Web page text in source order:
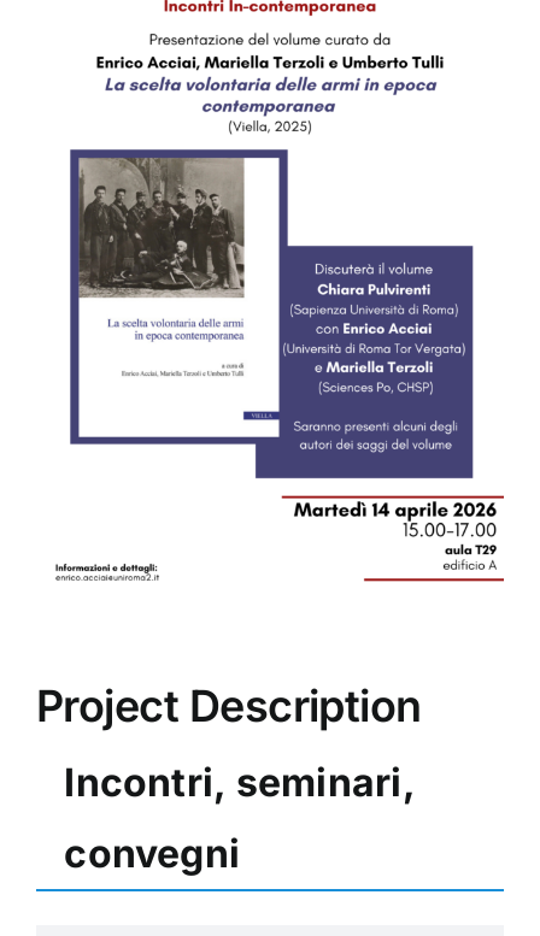
Project Description
Incontri, seminari,
convegni